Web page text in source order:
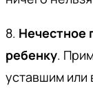
8. Нечестное
ребенку.
уставшим или